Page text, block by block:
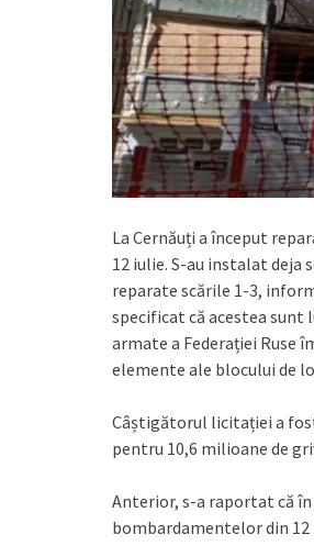
La Cernăuți a început
12 iulie. S-au instalat deja
reparate scările 1-3,
specificat că acestea
armate a Federației Ruse
elemente ale blocului de
Câștigătorul licitației a
pentru 10,6 milioane de
Anterior, s-a raportat că în
bombardamentelor din 12